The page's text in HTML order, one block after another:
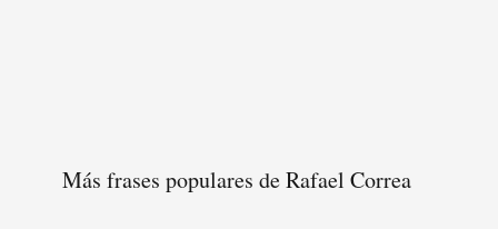
Más frases populares de Rafael Correa